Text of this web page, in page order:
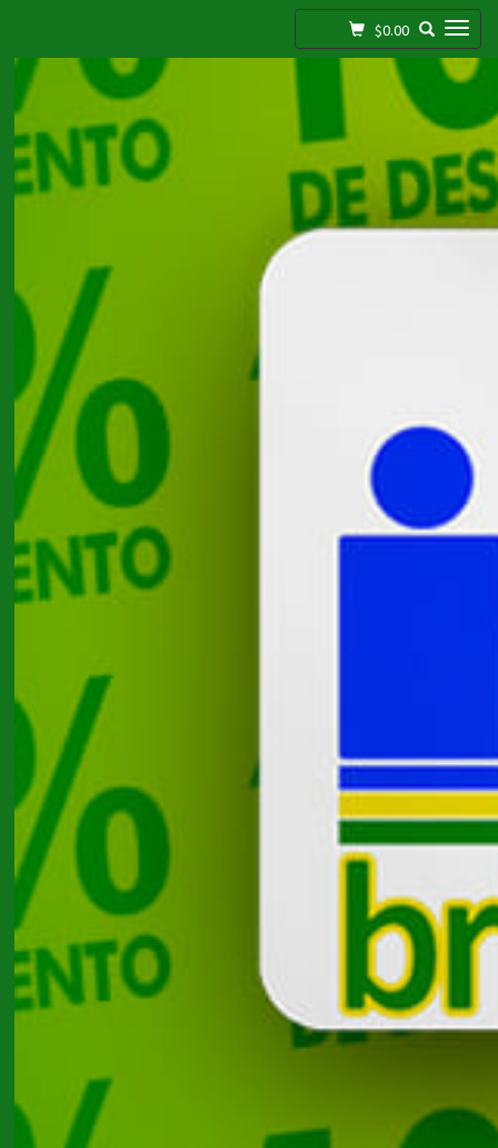
Toggle navigation
$0.00
Embutidos, Charcuteria Y Quesos / Charcuteria